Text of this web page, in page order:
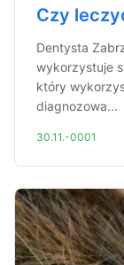
Czy
Dentysta
wykorzystuje
który
diagnozowa...
30.11.-0001